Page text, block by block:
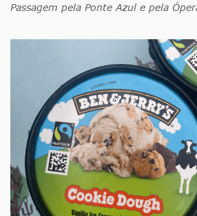
Passagem pela Ponte Azul e pela